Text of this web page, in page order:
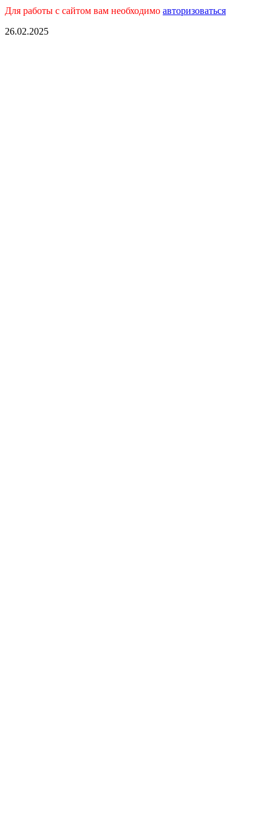
Для работы с сайтом вам необходимо авторизоваться
26.02.2025